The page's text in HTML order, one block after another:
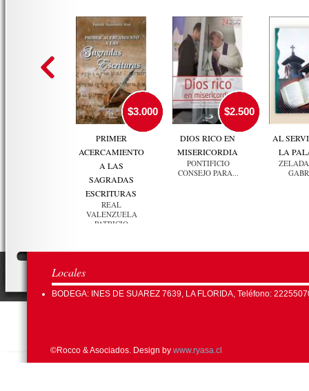
PRIMER
ACERCAMIENTO
A LAS
SAGRADAS
ESCRITURAS
REAL
VALENZUELA
PATRICIO
$3.000
DIOS RICO EN
MISERICORDIA
PONTIFICIO
CONSEJO PARA...
$2.500
AL
LA
Locales
BODEGA: INES DE SUAREZ 7639, LA FLORIDA, Teléfono:
©Rocco & Asociados. Design by www.ryasa.cl